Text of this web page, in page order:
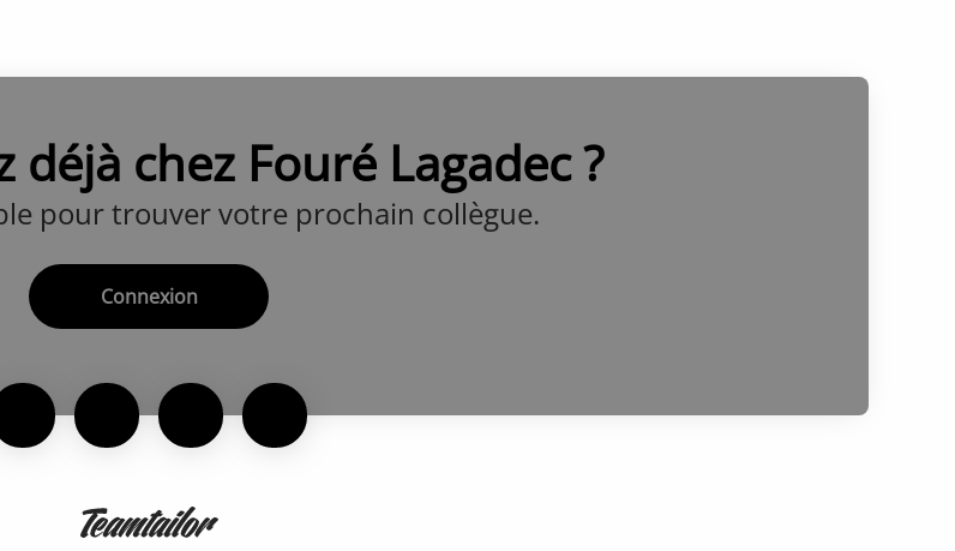
déjà chez Fouré Lagadec ?
pour trouver votre prochain collègue.
Connexion